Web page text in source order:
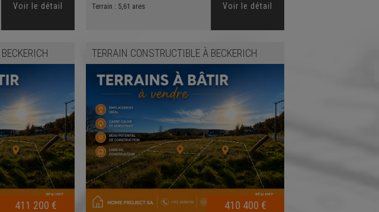
Voir le détail
Terrain : 5,61 ares Voir le détail
BECKERICH
411 200 €
TERRAIN CONSTRUCTIBLE À BECKERICH
410 400 €